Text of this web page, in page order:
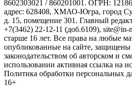
8602303021 / 860201001. ОГРН:
адрес: 628408, ХМАО-Югра, город
д. 15, помещение 301. Главный
+7(3462) 22-12-11 (доб.6109), site@in-
старше 16 лет. Все права на любые
опубликованные на сайте, защищены
законодательством об авторском и
использовании активная ссылка на
Политика обработки персональных
16+